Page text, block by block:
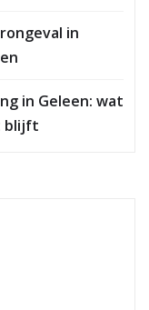
in
in Geleen: wat
blijft